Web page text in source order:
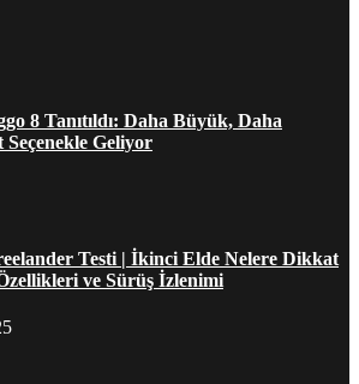
8 Tanıtıldı: Daha Büyük, Daha
Geliyor
Testi | İkinci Elde Nelere Dikkat
ve Sürüş İzlenimi